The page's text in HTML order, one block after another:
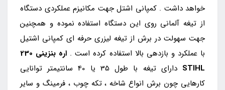
خواهد داشت . کمپانی اشتل جهت مکانیزم عملکردی دستگاه
از تیغه آلمانی روی این دستگاه استفاده نموده و همچنین
جهت سهولت در برش از تیغه لیزری حرفه ای کمپانی اشتیل
با عملکرد و بازدهی بالا استفاده کرده است . اره بنزینی 230
STIHL
دارای تیغه با طول 35 یا 40 سانتیمتر توانایی
کارهایی چون برش انواع شاخه ، تکه چوب ، فرمینگ و سایر